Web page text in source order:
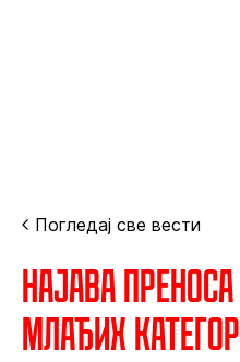
Погледај све вести
Најава
млађих